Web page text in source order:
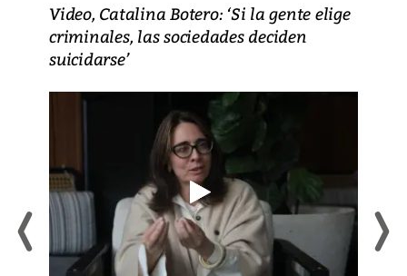
Video, Catalina Botero: ‘Si la gente elige
criminales, las sociedades deciden
suicidarse’